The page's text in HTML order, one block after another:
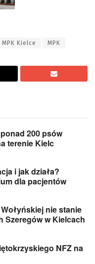
MPK Kielce MPK
200 psów
terenie Kielc
i jak działa?
dla pacjentów
nie stanie
Szeregów w Kielcach
NFZ na